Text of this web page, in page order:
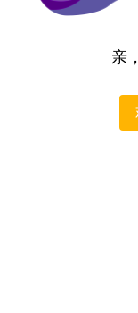
亲